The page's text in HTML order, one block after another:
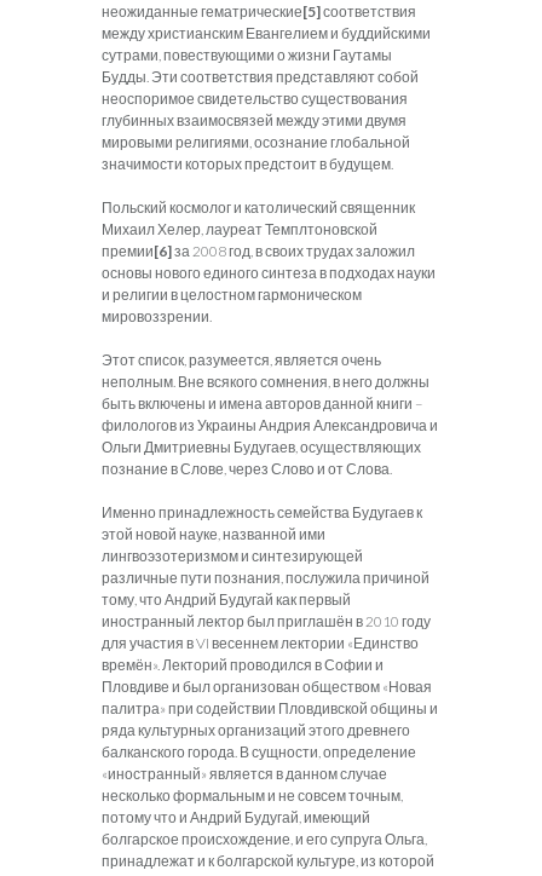
неожиданные гематрические[5]соответствия
между христианским Евангелием и буддийскими
сутрами, повествующими о жизни Гаутамы
Будды. Эти соответствия представляют собой
неоспоримое свидетельство существования
глубинных взаимосвязей между этими двумя
мировыми религиями, осознание глобальной
значимости которых предстоит в будущем.
Польский космолог и католический священник
Михаил Хелер, лауреат Темплтоновской
премии[6]за 2008 год, в своих трудах заложил
основы нового единого синтеза в подходах науки
и религии в целостном гармоническом
мировоззрении.
Этот список, разумеется, является очень
неполным. Вне всякого сомнения, в него должны
быть включены и имена авторов данной книги –
филологов из Украины Андрия Александровича и
Ольги Дмитриевны Будугаев, осуществляющих
познание в Слове, через Слово и от Слова.
Именно принадлежность семейства Будугаев к
этой новой науке, названной ими
лингвоэзотеризмом и синтезирующей
различные пути познания, послужила причиной
тому, что Андрий Будугай как первый
иностранный лектор был приглашён в 2010 году
для участия в VI весеннем лектории «Единство
времён». Лекторий проводился в Софии и
Пловдиве и был организован обществом «Новая
палитра» при содействии Пловдивской общины и
ряда культурных организаций этого древнего
балканского города. В сущности, определение
«иностранный» является в данном случае
несколько формальным и не совсем точным,
потому что и Андрий Будугай, имеющий
болгарское происхождение, и его супруга Ольга,
принадлежат и к болгарской культуре, из которой